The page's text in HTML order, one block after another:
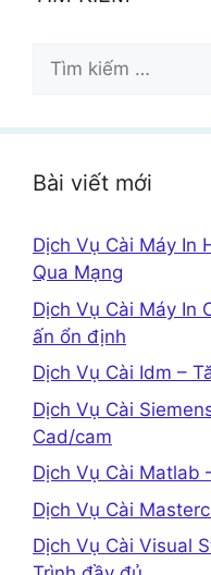
Tìm
Bài viết mới
Dịch Vụ Cài Máy In
Qua Mạng
Dịch Vụ Cài Máy In
ấn ổn định
Dịch Vụ Cài Idm –
Dịch Vụ Cài
Cad/cam
Dịch Vụ Cài Matlab
Dịch Vụ Cài
Dịch Vụ Cài Visual